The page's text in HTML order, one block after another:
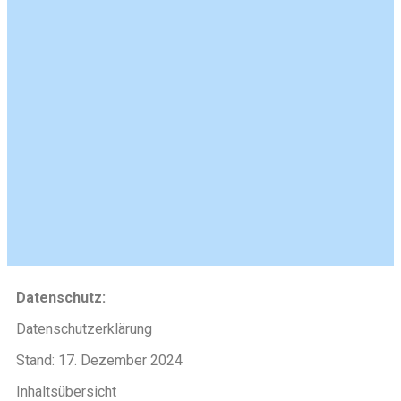
Datenschutz:
Datenschutzerklärung
Stand: 17. Dezember 2024
Inhaltsübersicht